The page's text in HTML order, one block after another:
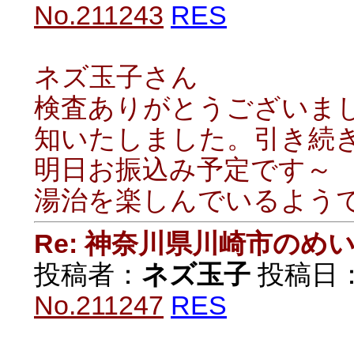
No.211243 RES
ネズ玉子さん
検査ありがとうございま
知いたしました。引き続
明日お振込み予定です～
湯治を楽しんでいるよう
Re: 神奈川県川崎市のめ
投稿者： ネズ玉子 投稿日
No.211247 RES